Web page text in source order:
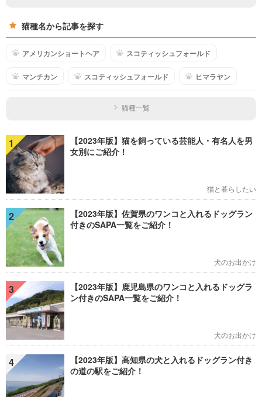
猫種名から記事を探す
アメリカンショートヘア スコティッシュフォールド
マンチカン スコティッシュフォールド ヒマラヤン
猫種一覧
1
【2023年版】猫を飼っている芸能人・有名人を男
女別にご紹介！
猫と暮らしたい
2
【2023年版】佐賀県のワンコと入れるドッグラン
付きのSAPA一覧をご紹介！
犬のお出かけ
3
【2023年版】鹿児島県のワンコと入れるドッグラ
ン付きのSAPA一覧をご紹介！
犬のお出かけ
4
【2023年版】高知県の犬と入れるドッグラン付き
の道の駅をご紹介！